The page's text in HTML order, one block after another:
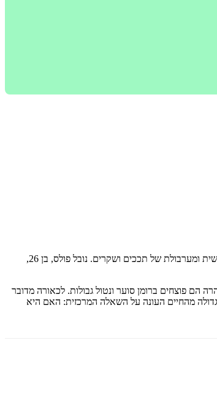
אהבה! כוח! תשוקה! מילים גדולות אלה מתארות את השאיפות ואת החלומות שכל אדם רוצה להשיג בחייו, אבל כשהן באות בעוצמה גדולה מדי, הן יוצרות מערבולת רגשית ומערבולת של תככים ושקרים. נובל פולס, בן 26,
ועד מהרה הם פוצחים ברומן סוער ונטול גבולות. לכאורה מדובר
מהחיים העונה על השאלה המרכזית: האם היא